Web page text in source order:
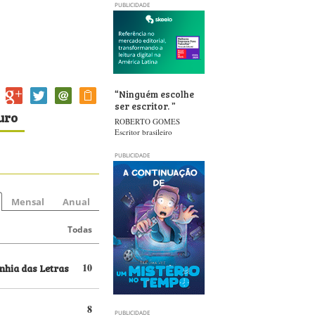
PUBLICIDADE
Mensal Anual
Todas
10
das Letras
8
“Ninguém escolhe
ser escritor.”
ROBERTO GOMES
Escritor brasileiro
PUBLICIDADE
PUBLICIDADE